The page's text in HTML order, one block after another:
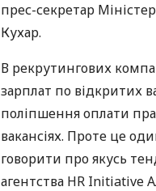
прес-секретар
Кухар.
В рекрутингових
зарплат по відкритих
поліпшення оплати
вакансіях. Проте це
говорити про якусь
агентства HR Initiative